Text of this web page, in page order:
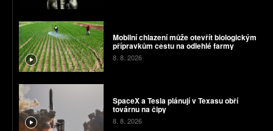
Mobilní chlazení může otevřít biologickým
přípravkům cestu na odlehlé farmy
8. 8. 2026
SpaceX a Tesla plánují v Texasu obří
továrnu na čipy
8. 8. 2026